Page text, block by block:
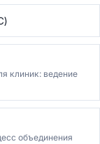
клиник: ведение
объединения